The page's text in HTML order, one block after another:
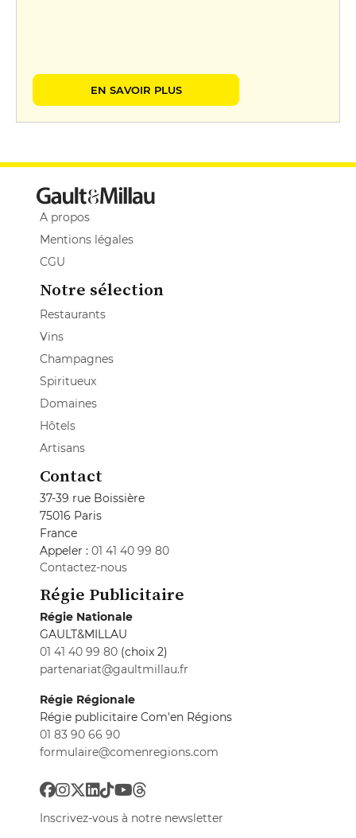
EN SAVOIR PLUS
A propos
Mentions légales
CGU
Notre sélection
Restaurants
Vins
Champagnes
Spiritueux
Domaines
Hôtels
Artisans
Contact
37-39 rue Boissière
75016 Paris
France
Appeler : 01 41 40 99 80
Contactez-nous
Régie Publicitaire
Régie Nationale
GAULT&MILLAU
01 41 40 99 80 (choix 2)
partenariat@gaultmillau.fr
Régie Régionale
Régie publicitaire Com'en Régions
01 83 90 66 90
formulaire@comenregions.com
Inscrivez-vous à notre newsletter